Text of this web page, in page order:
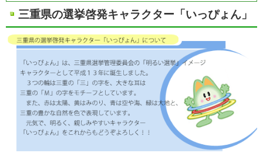
三重県の選挙啓発キャラクター「いっぴょん」